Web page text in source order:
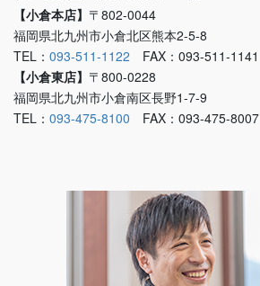
【小倉本店】 〒802-0044
福岡県北九州市小倉北区熊本2-5-8
TEL： 093-511-1122 FAX：093-511-1141
【小倉東店】 〒800-0228
福岡県北九州市小倉南区長野1-7-9
TEL： 093-475-8100 FAX：093-475-8007